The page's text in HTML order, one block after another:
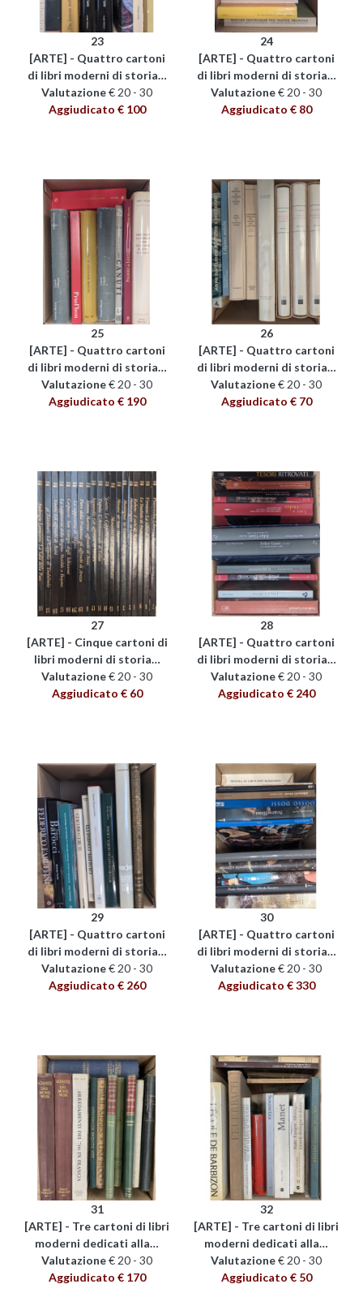
23
[ARTE] - Quattro cartoni
di libri moderni di storia…
Valutazione€ 20 - 30
Aggiudicato € 100
24
[ARTE] - Quattro cartoni
di libri moderni di storia…
Valutazione€ 20 - 30
Aggiudicato € 80
25
[ARTE] - Quattro cartoni
di libri moderni di storia…
Valutazione€ 20 - 30
Aggiudicato € 190
26
[ARTE] - Quattro cartoni
di libri moderni di storia…
Valutazione€ 20 - 30
Aggiudicato € 70
27
[ARTE] - Cinque cartoni di
libri moderni di storia…
Valutazione€ 20 - 30
Aggiudicato € 60
28
[ARTE] - Quattro cartoni
di libri moderni di storia…
Valutazione€ 20 - 30
Aggiudicato € 240
29
[ARTE] - Quattro cartoni
di libri moderni di storia…
Valutazione€ 20 - 30
Aggiudicato € 260
30
[ARTE] - Quattro cartoni
di libri moderni di storia…
Valutazione€ 20 - 30
Aggiudicato € 330
31
[ARTE] - Tre cartoni di libri
moderni dedicati alla…
Valutazione€ 20 - 30
Aggiudicato € 170
32
[ARTE] - Tre cartoni di libri
moderni dedicati alla…
Valutazione€ 20 - 30
Aggiudicato € 50